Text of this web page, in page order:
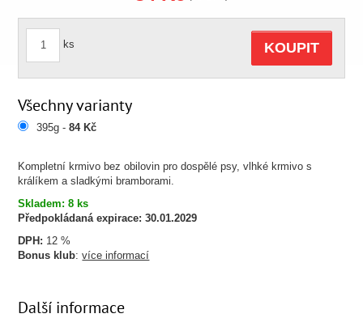
Kompletní krmivo bez obilovin pro dospělé psy, vlhké krmivo s
králíkem a sladkými bramborami.
Skladem: 8 ks
Předpokládaná expirace: 30.01.2029
DPH: 12 %
Bonus klub:více informací
ks KOUPIT
Všechny varianty
395g -84 Kč
Další informace